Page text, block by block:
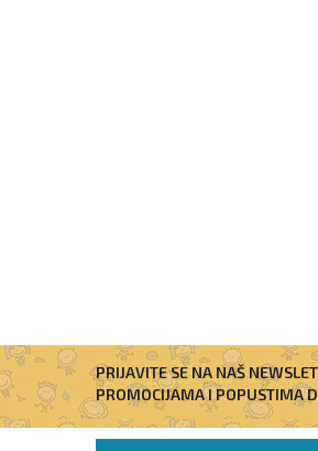
PRIJAVITE SE NA NAŠ
PROMOCIJAMA I POPUSTIMA